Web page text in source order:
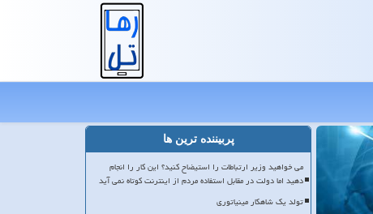
پربیننده ترین ها
می خواهید وزیر ارتباطات را استیضاح کنید؟ این کار را انجام
دهید اما دولت در مقابل استفاده مردم از اینترنت کوتاه نمی آید
تولد یک شاهکار مینیاتوری